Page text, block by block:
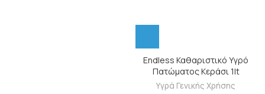
Endless Καθαριστικό Υγρό
Πατώματος Κεράσι 1lt
Υγρά Γενικής Χρήσης